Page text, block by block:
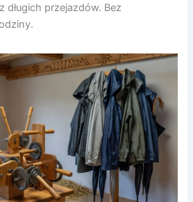
długich przejazdów. Bez